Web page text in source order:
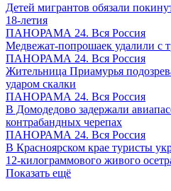
Детей мигрантов обязали
18-летия
ПАНОРАМА 24. Вся Россия
Медвежат-попрошаек удалили с
ПАНОРАМА 24. Вся Россия
Жительница Приамурья
ударом скалки
ПАНОРАМА 24. Вся Россия
В Домодедово задержали
контрабандных черепах
ПАНОРАМА 24. Вся Россия
В Красноярском крае туристы
12-килограммового живого
Показать ещё